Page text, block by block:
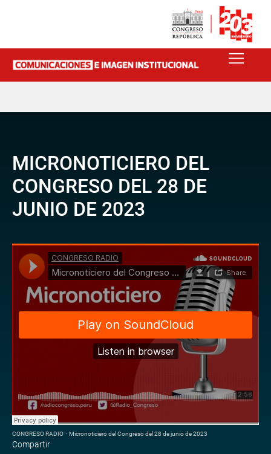
MICRONOTICIERO DEL
CONGRESO DEL 28 DE
JUNIO DE 2023
CONGRESO RADIO · Micronoticiero del Congreso del 28 de junio de 2023
Compartir